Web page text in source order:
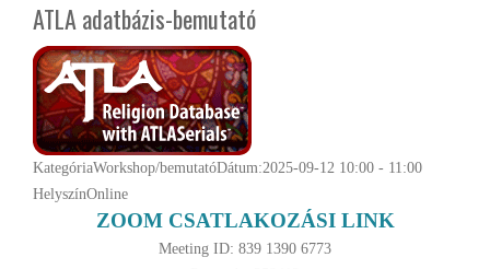
ATLA adatbázis-bemutató
KategóriaWorkshop/bemutatóDátum:2025-09-12 10:00 - 11:00
HelyszínOnline
ZOOM CSATLAKOZÁSI LINK
Meeting ID: 839 1390 6773